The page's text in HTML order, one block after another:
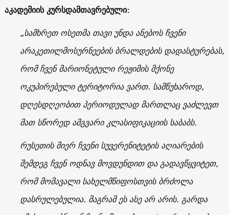
აკადემიის კურსდამთავრებული:
„სამხრეთ ოსეთმა თავი უნდა ანებოს ჩვენი
არაკეთილმოსურნეების ბრალდების დადასტურებას,
რომ ჩვენ მარიონეტული რეჟიმის მქონე
ოკუპირებული ტერიტორია ვართ. სამწუხაროდ,
დღესდღეობით პერიოდულად მართლაც ვაძლევთ
მათ სწორედ ამგვარი კლასიფიკაციის საბაბს.
რუსეთის მიერ ჩვენი სუვერენიტეტის აღიარების
შემდეგ ჩვენ ოდნავ მოვდუნდით და გადავწყვიტეთ,
რომ მომავალი სახელმწიფოსთვის ბრძოლა
დასრულებულია. მაგრამ ეს ასე არ არის. გარდა